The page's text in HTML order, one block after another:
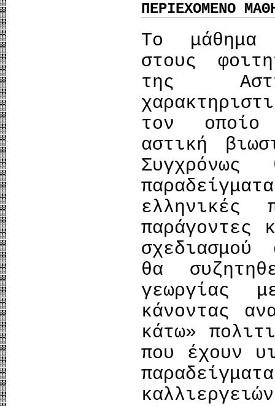
ΠΕΡΙΕΧΟΜΕΝΟ
Το μάθημα
στους
της
τον οποίο
αστική
Συγχρόνως
παράγοντες
σχεδιασμού
θα
γεωργίας
κάνοντας
κάτω»
που έχουν